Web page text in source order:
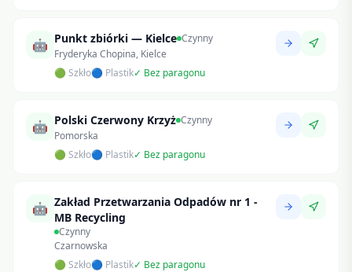
🤖 Punkt zbiórki — Kielce Czynny
Fryderyka Chopina, Kielce
🟢 Szkło🔵 Plastik✓ Bez paragonu
🤖 Polski Czerwony Krzyż Czynny
Pomorska
🟢 Szkło🔵 Plastik✓ Bez paragonu
🤖 Zakład Przetwarzania Odpadów nr 1 -
MB Recycling
Czynny
Czarnowska
🟢 Szkło🔵 Plastik✓ Bez paragonu